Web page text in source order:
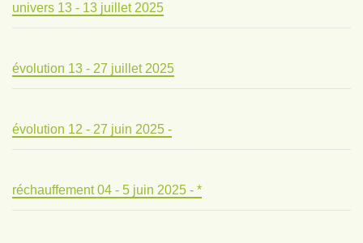
univers 13 - 13 juillet 2025
évolution 13 - 27 juillet 2025
évolution 12 - 27 juin 2025 -
réchauffement 04 - 5 juin 2025 - *